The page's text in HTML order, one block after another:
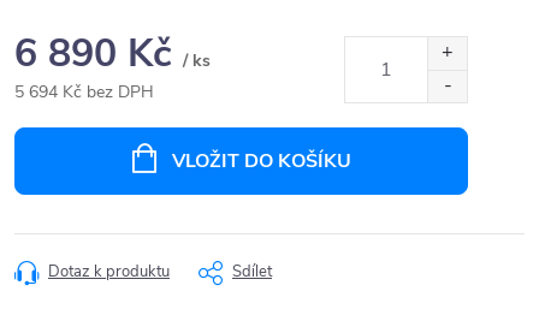
6 890 Kč / ks
5 694 Kč bez DPH
VLOŽIT DO KOŠÍKU
Dotaz k produktu Sdílet